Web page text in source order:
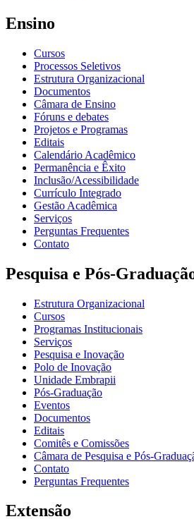
Ensino
Cursos
Processos Seletivos
Estrutura Organizacional
Documentos
Câmara de Ensino
Fóruns e debates
Projetos e Programas
Editais
Calendário Acadêmico
Permanência e Êxito
Inclusão/Acessibilidade
Currículo Integrado
Gestão Acadêmica
Serviços
Perguntas Frequentes
Contato
Pesquisa e Pós-
Estrutura Organizacional
Cursos
Programas Institucionais
Serviços
Pesquisa e Inovação
Polo de Inovação
Unidade Embrapii
Pós-Graduação
Eventos
Documentos
Editais
Comitês e Comissões
Câmara de Pesquisa e Pós-
Contato
Perguntas Frequentes
Extensão